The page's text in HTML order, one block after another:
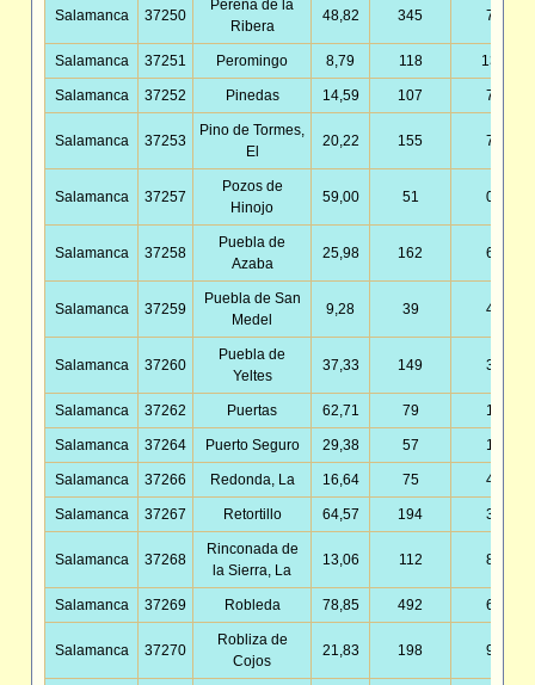
Salamanca 37250
Pereña de la
Ribera
48,82 345 7,07
Salamanca 37251 Peromingo 8,79 118 13,42
Salamanca 37252 Pinedas 14,59 107 7,33
Salamanca 37253
Pino de Tormes,
El
20,22 155 7,66
Salamanca 37257
Pozos de
Hinojo
59,00 51 0,86
Salamanca 37258
Puebla de
Azaba
25,98 162 6,24
Salamanca 37259
Puebla de San
Medel
9,28 39 4,20
Salamanca 37260
Puebla de
Yeltes
37,33 149 3,99
Salamanca 37262 Puertas 62,71 79 1,26
Salamanca 37264 Puerto Seguro 29,38 57 1,94
Salamanca 37266 Redonda, La 16,64 75 4,51
Salamanca 37267 Retortillo 64,57 194 3,00
Salamanca 37268
Rinconada de
la Sierra, La
13,06 112 8,57
Salamanca 37269 Robleda 78,85 492 6,24
Salamanca 37270
Robliza de
Cojos
21,83 198 9,07